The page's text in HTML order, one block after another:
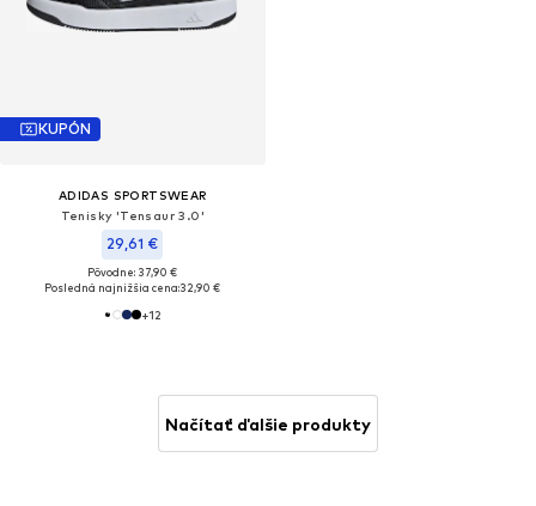
KUPÓN
ADIDAS SPORTSWEAR
Tenisky 'Tensaur 3.0'
29,61 €
Pôvodne: 37,90 €
Posledná najnižšia cena:32,90 €
+12
Načítať ďalšie produkty